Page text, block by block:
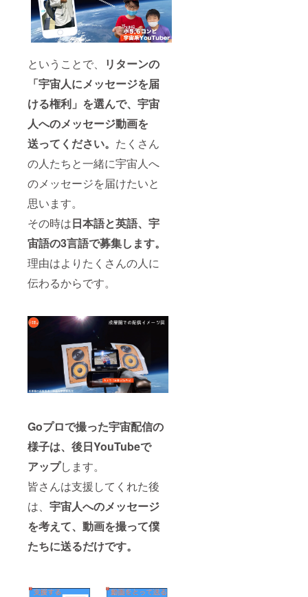
ということで、
リターンの
「宇宙人にメッセージを届
ける権利」を選んで、宇宙
人へのメッセージ動画を
送ってください。 たくさん
の人たちと一緒に宇宙人へ
のメッセージを届けたいと
思います。
その時は日本語と英語、宇
宙語の3言語で募集します。
理由はよりたくさんの人に
伝わるからです。
Goプロで撮った宇宙配信の
様子は、後日YouTubeで
アップします。
皆さんは支援してくれた後
は、 宇宙人へのメッセージ
を考えて、動画を撮って僕
たちに送るだけです。